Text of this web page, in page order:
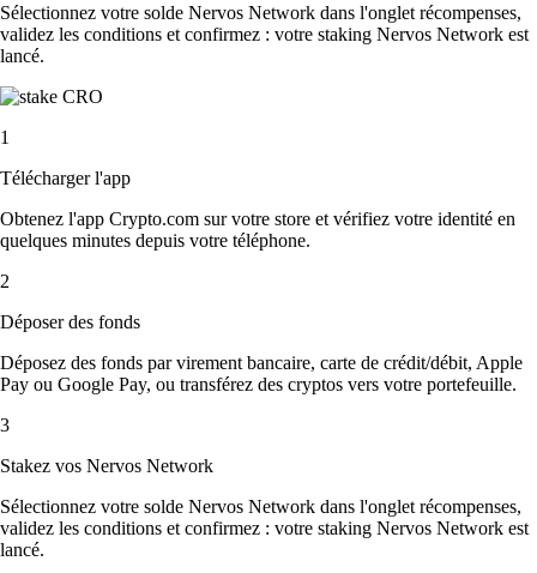
Sélectionnez votre solde Nervos Network dans l'onglet récompenses,
validez les conditions et confirmez : votre staking Nervos Network est
lancé.
1
Télécharger l'app
Obtenez l'app Crypto.com sur votre store et vérifiez votre identité en
quelques minutes depuis votre téléphone.
2
Déposer des fonds
Déposez des fonds par virement bancaire, carte de crédit/débit, Apple
Pay ou Google Pay, ou transférez des cryptos vers votre portefeuille.
3
Stakez vos Nervos Network
Sélectionnez votre solde Nervos Network dans l'onglet récompenses,
validez les conditions et confirmez : votre staking Nervos Network est
lancé.